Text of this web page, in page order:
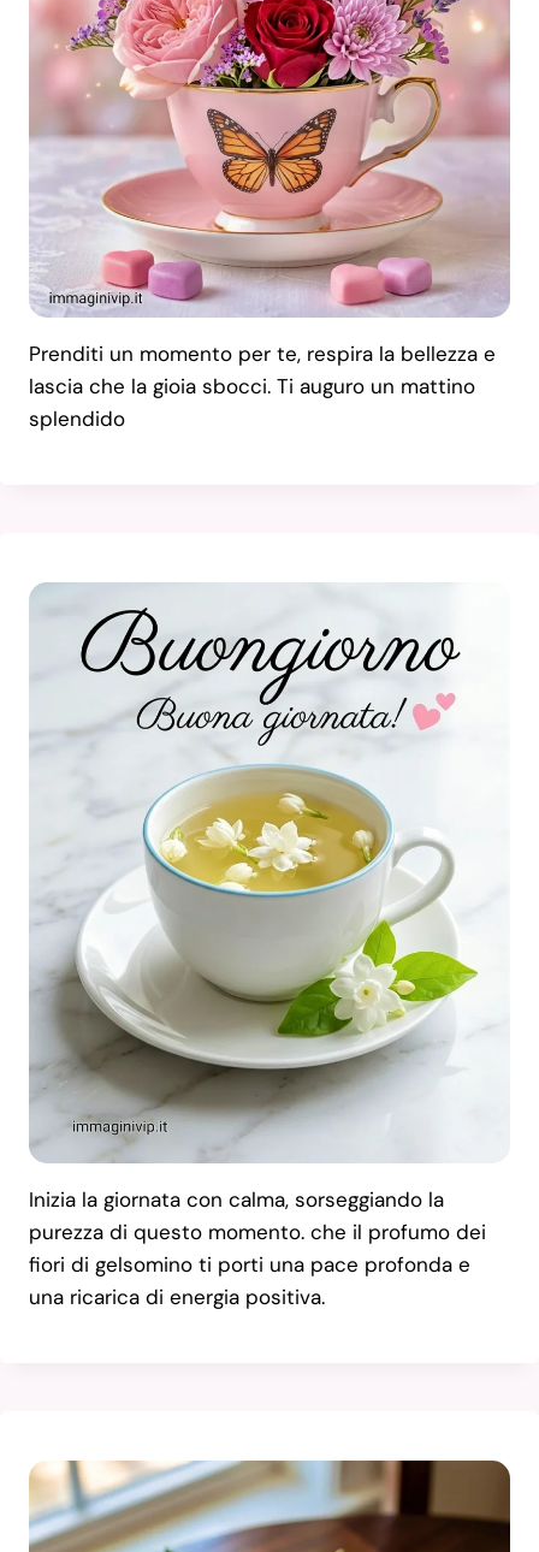
Prenditi un momento per te, respira la bellezza e
lascia che la gioia sbocci. Ti auguro un mattino
splendido
Inizia la giornata con calma, sorseggiando la
purezza di questo momento. che il profumo dei
fiori di gelsomino ti porti una pace profonda e
una ricarica di energia positiva.